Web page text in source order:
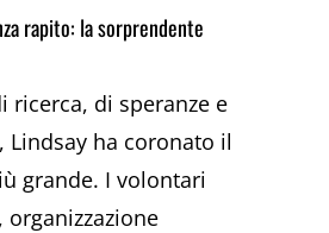
rapito: la sorprendente
ricerca, di speranze e
Lindsay ha coronato il
grande. I volontari
, organizzazione